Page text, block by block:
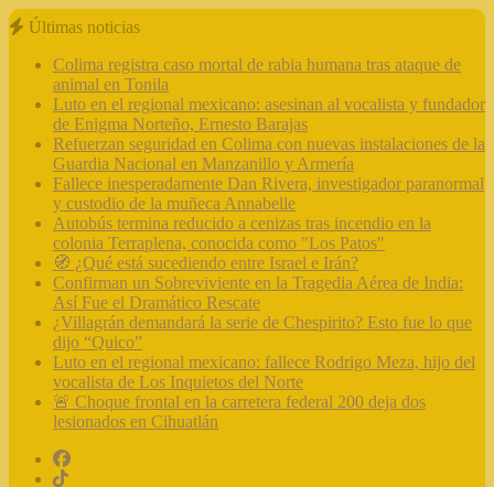
Últimas noticias
Colima registra caso mortal de rabia humana tras ataque de
animal en Tonila
Luto en el regional mexicano: asesinan al vocalista y fundador
de Enigma Norteño, Ernesto Barajas
Refuerzan seguridad en Colima con nuevas instalaciones de la
Guardia Nacional en Manzanillo y Armería
Fallece inesperadamente Dan Rivera, investigador paranormal
y custodio de la muñeca Annabelle
Autobús termina reducido a cenizas tras incendio en la
colonia Terraplena, conocida como "Los Patos"
🧭 ¿Qué está sucediendo entre Israel e Irán?
Confirman un Sobreviviente en la Tragedia Aérea de India:
Así Fue el Dramático Rescate
¿Villagrán demandará la serie de Chespirito? Esto fue lo que
dijo “Quico”
Luto en el regional mexicano: fallece Rodrigo Meza, hijo del
vocalista de Los Inquietos del Norte
🚨 Choque frontal en la carretera federal 200 deja dos
lesionados en Cihuatlán